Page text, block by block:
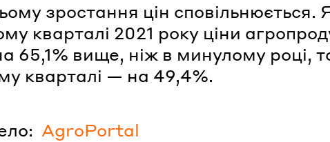
зростання цін сповільнюється.
кварталі 2021 року ціни
65,1% вище, ніж в минулому році,
кварталі — на 49,4%.
AgroPortal